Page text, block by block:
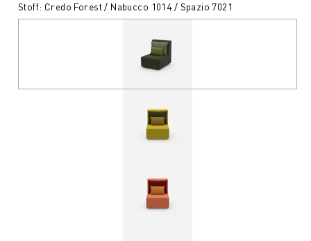
Stoff: Credo Forest / Nabucco 1014 / Spazio 7021